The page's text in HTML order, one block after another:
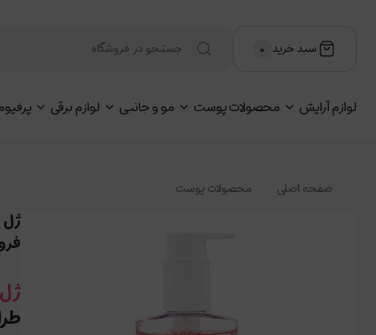
سبد خرید ۰
لوازم آرایش محصولات پوست مو و جانبی لوازم برقی
صفحه اصلی محصولات پوست